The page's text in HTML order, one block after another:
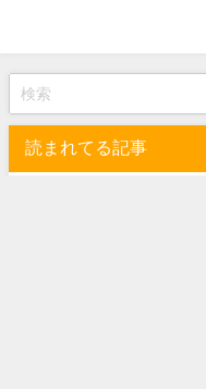
読まれてる記事